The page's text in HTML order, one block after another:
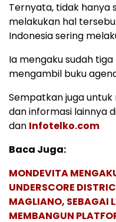
Ternyata, tidak hanya
melakukan hal
Indonesia sering
Ia mengaku sudah
mengambil buku
Sempatkan juga
dan informasi lainnya
dan Infotelko.com
Baca Juga:
MONDEVITA
UNDERSCORE
MAGLIANO, SEBAGAI
MEMBANGUN